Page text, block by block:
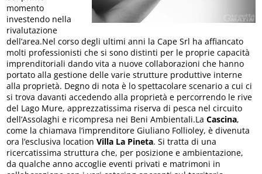
momento
investendo nella
rivalutazione
dell’area.Nel corso degli ultimi anni la Cape Srl ha affiancato
molti professionisti che si sono distinti per le proprie capacità
imprenditoriali dando vita a nuove collaborazioni che hanno
portato alla gestione delle varie strutture produttive interne
alla proprietà. Degno di nota è lo spettacolare scenario a cui ci
si trova davanti accedendo alla proprietà e percorrendo le rive
del Lago Mure, apprezzatissima riserva di pesca nel circuito
dell’Assolaghi e ricompresa nei Beni Ambientali.LaCascina,
come la chiamava l’imprenditore Giuliano Follioley, è divenuta
ora l’esclusiva locationVilla La Pineta. Si tratta di una
ricercatissima struttura che, per posizione e ambientazione,
da qualche anno accoglie eventi privati e matrimoni in